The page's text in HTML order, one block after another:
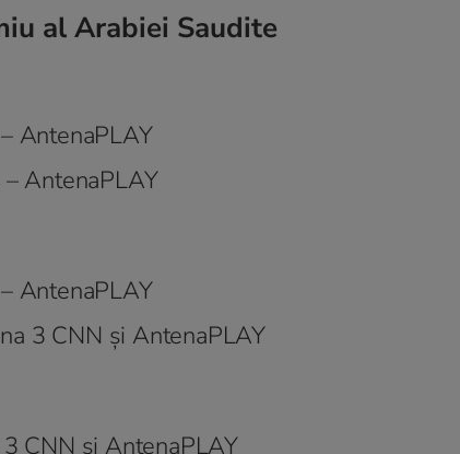
al Arabiei Saudite
AntenaPLAY
AntenaPLAY
AntenaPLAY
3 CNN şi AntenaPLAY
CNN şi AntenaPLAY